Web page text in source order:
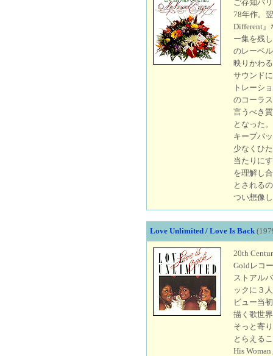
ご存知バ
78年作。
Different
ー集を残
のレーベ
映りかわ
サウンド
トレーシ
のコーラ
言うべき
となった
キープバ
少なくひ
当たりに
を理解し
とされる
つい想像
Love Unlimited / Love Is Back
20th
Goldレコ
ストアル
ックに３
ビュー当
描く歌世
そっと寄
とらえる
His